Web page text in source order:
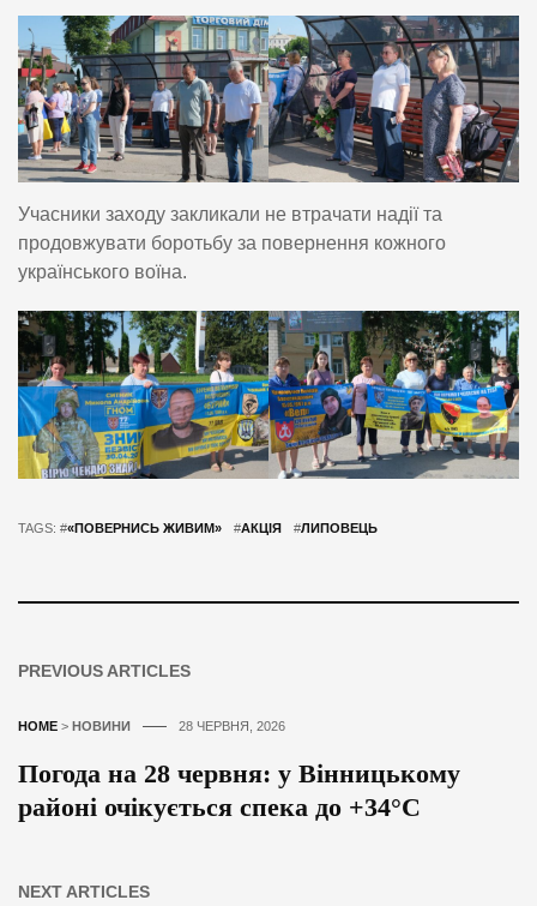
Учасники заходу закликали не втрачати надії та
продовжувати боротьбу за повернення кожного
українського воїна.
TAGS: #«ПОВЕРНИСЬ ЖИВИМ» #АКЦІЯ #ЛИПОВЕЦЬ
PREVIOUS ARTICLES
HOME > НОВИНИ 28 ЧЕРВНЯ, 2026
Погода на 28 червня: у Вінницькому
районі очікується спека до +34°C
NEXT ARTICLES